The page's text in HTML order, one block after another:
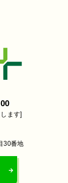
ます]
30番地